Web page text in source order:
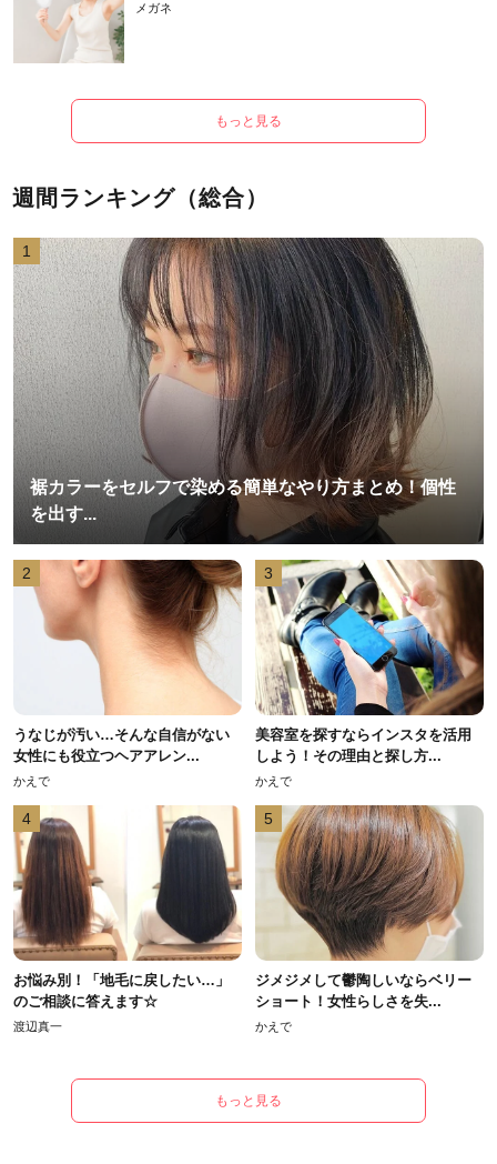
メガネ
もっと見る
週間ランキング（総合）
1
裾カラーをセルフで染める簡単なやり方まとめ！個性
を出す...
2
うなじが汚い…そんな自信がない
女性にも役立つヘアアレン...
かえで
3
美容室を探すならインスタを活用
しよう！その理由と探し方...
かえで
4
お悩み別！「地毛に戻したい…」
のご相談に答えます☆
渡辺真一
5
ジメジメして鬱陶しいならベリー
ショート！女性らしさを失...
かえで
もっと見る